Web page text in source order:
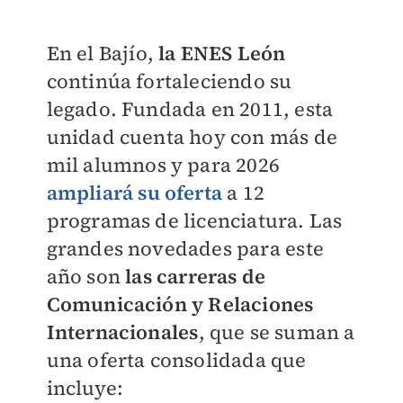
En el Bajío, la ENES León
continúa fortaleciendo su
legado. Fundada en 2011, esta
unidad cuenta hoy con más de
mil alumnos y para 2026
ampliará su oferta a 12
programas de licenciatura. Las
grandes novedades para este
año sonlas carreras de
Comunicación y Relaciones
Internacionales, que se suman a
una oferta consolidada que
incluye: